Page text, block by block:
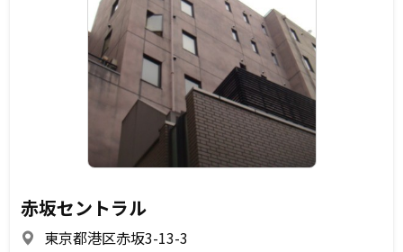
赤坂セントラル
東京都港区赤坂3-13-3